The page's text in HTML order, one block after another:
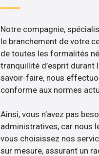
Notre compagnie,
le branchement de votre
de toutes les formalités
tranquillité d’esprit durant
savoir-faire, nous
conforme aux normes
Ainsi, vous n’avez pas
administratives, car nous
vous choisissez nos
sur mesure, assurant un